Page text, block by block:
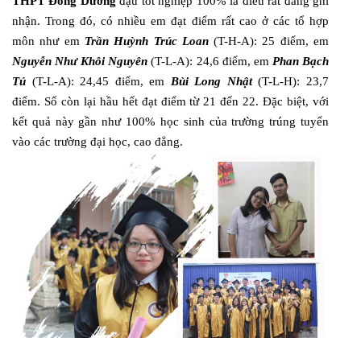
nhận. Trong đó, có nhiều em đạt điểm rất cao ở các tổ hợp
môn như em Trần Huỳnh Trúc Loan(T-H-A): 25 điểm, em
Nguyễn Như Khôi Nguyên (T-L-A): 24,6 điểm, em Phan Bạch
Tú (T-L-A): 24,45 điểm, em Bùi Long Nhật(T-L-H): 23,7
điểm. Số còn lại hầu hết đạt điểm từ 21 đến 22. Đặc biệt, với
kết quả này gần như 100% học sinh của trường trúng tuyển
vào các trường đại học, cao đẳng.